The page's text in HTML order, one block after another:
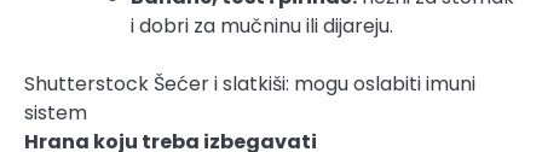
i dobri za mučninu ili dijareju.
Shutterstock Šećer i slatkiši: mogu oslabiti imuni
sistem
Hrana koju treba izbegavati